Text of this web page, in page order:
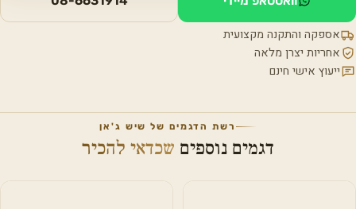
אספקה והתקנה מקצועית
אחריות יצרן מלאה
ייעוץ אישי חינם
רשת הדגמים של שיש ג'אן
דגמים נוספים שכדאי להכיר